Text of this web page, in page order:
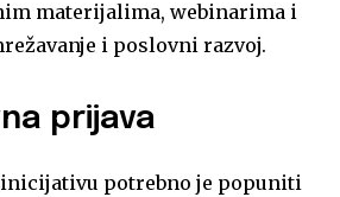
materijalima, webinarima i
i poslovni razvoj.
prijava
potrebno je popuniti